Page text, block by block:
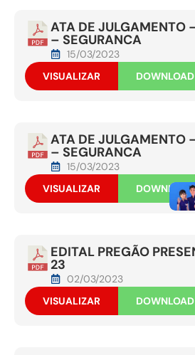
ATA DE
– SEGURANCA
15/03/2023
VISUALIZAR
DOWNLOAD
ATA DE
– SEGURANCA
15/03/2023
VISUALIZAR
DOWNLOAD
EDITAL PREGÃO
23
02/03/2023
VISUALIZAR
DOWNLOAD